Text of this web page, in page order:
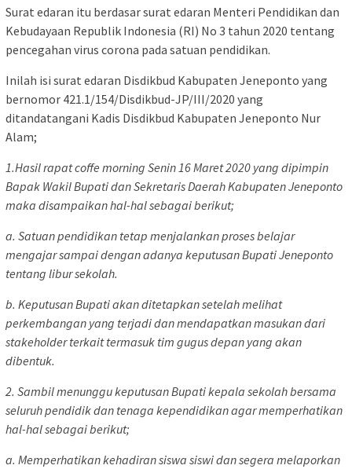
Surat edaran itu berdasar surat edaran Menteri Pendidikan dan
Kebudayaan Republik Indonesia (RI) No 3 tahun 2020 tentang
pencegahan virus corona pada satuan pendidikan.
Inilah isi surat edaran Disdikbud Kabupaten Jeneponto yang
bernomor 421.1/154/Disdikbud-JP/III/2020 yang
ditandatangani Kadis Disdikbud Kabupaten Jeneponto Nur
Alam;
1.Hasil rapat coffe morning Senin 16 Maret 2020 yang dipimpin
Bapak Wakil Bupati dan Sekretaris Daerah Kabupaten Jeneponto
maka disampaikan hal-hal sebagai berikut;
a. Satuan pendidikan tetap menjalankan proses belajar
mengajar sampai dengan adanya keputusan Bupati Jeneponto
tentang libur sekolah.
b. Keputusan Bupati akan ditetapkan setelah melihat
perkembangan yang terjadi dan mendapatkan masukan dari
stakeholder terkait termasuk tim gugus depan yang akan
dibentuk.
2. Sambil menunggu keputusan Bupati kepala sekolah bersama
seluruh pendidik dan tenaga kependidikan agar memperhatikan
hal-hal sebagai berikut;
a. Memperhatikan kehadiran siswa siswi dan segera melaporkan